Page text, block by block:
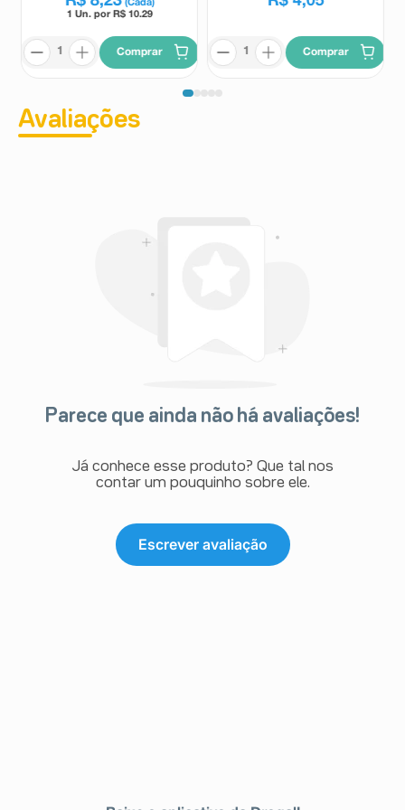
(Cada)
1 Un. por R$ 10.29
Comprar Comprar
Avaliações
Parece que ainda não há avaliações!
Já conhece esse produto? Que tal nos
contar um pouquinho sobre ele.
Escrever avaliação